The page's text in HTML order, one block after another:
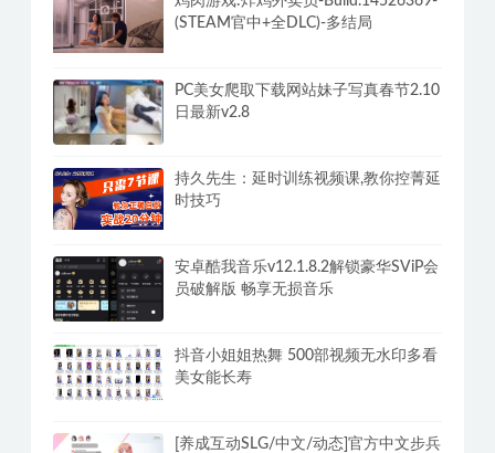
(STEAM官中+全DLC)-多结局
PC美女爬取下载网站妹子写真春节2.10
日最新v2.8
持久先生：延时训练视频课,教你控菁延
时技巧
安卓酷我音乐v12.1.8.2解锁豪华SViP会
员破解版 畅享无损音乐
抖音小姐姐热舞 500部视频无水印多看
美女能长寿
[养成互动SLG/中文/动态]官方中文步兵